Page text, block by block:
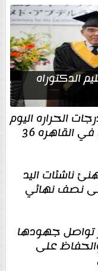
الدكتوراه
الحراره اليوم
السبت... العظمى في القاهره 36
ناشئات اليد
إلى نصف نهائي
تواصل جهودها
على